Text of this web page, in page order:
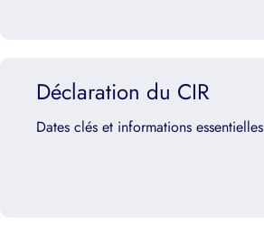
Déclaration du CIR
Dates clés et informations essentielles